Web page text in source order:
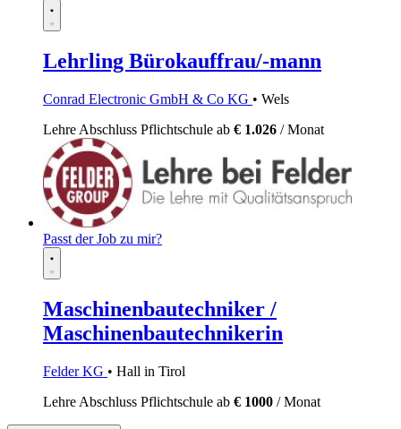
Lehrling Bürokauffrau/-mann
Conrad Electronic GmbH & Co KG • Wels
Lehre Abschluss Pflichtschule ab € 1.026 / Monat
Passt der Job zu mir?
Maschinenbautechniker /
Maschinenbautechnikerin
Felder KG • Hall in Tirol
Lehre Abschluss Pflichtschule ab € 1000 / Monat